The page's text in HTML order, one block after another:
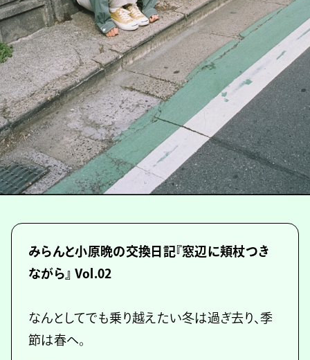
みらんと小原晩の交換日記『窓辺に頬杖つき
ながら』 Vol.02
なんとしてでも乗り越えたい冬は過ぎ去り、季
節は春へ。